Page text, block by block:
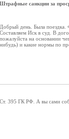
Штрафные санкции за
Добрый день. Была поездка.
Составляем Иск в суд. В
пожалуйста на основании
нибудь) и какие нормы по
Ст. 395 ГК РФ. А вы сами